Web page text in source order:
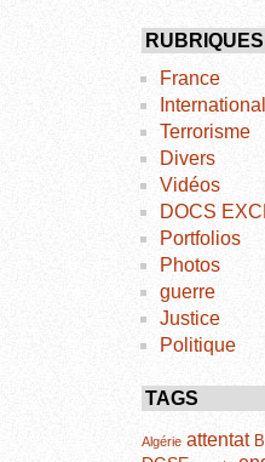
RUBRIQUES
France
International
Terrorisme
Divers
Vidéos
DOCS
Portfolios
Photos
guerre
Justice
Politique
TAGS
Algérie attentat